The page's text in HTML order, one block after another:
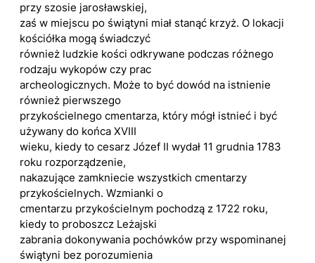
przy szosie jarosławskiej,
zaś w miejscu po świątyni miał stanąć krzyż. O lokacji
kościółka mogą świadczyć
również ludzkie kości odkrywane podczas różnego
rodzaju wykopów czy prac
archeologicznych. Może to być dowód na istnienie
również pierwszego
przykościelnego cmentarza, który mógł istnieć i być
używany do końca XVIII
wieku, kiedy to cesarz Józef II wydał 11 grudnia 1783
roku rozporządzenie,
nakazujące zamkniecie wszystkich cmentarzy
przykościelnych. Wzmianki o
cmentarzu przykościelnym pochodzą z 1722 roku,
kiedy to proboszcz Leżajski
zabrania dokonywania pochówków przy wspominanej
świątyni bez porozumienia